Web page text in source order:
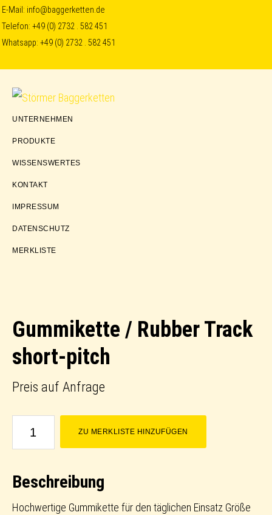
Skip
to
primary
navigation
Skip
to
content
Skip
to
E-Mail: info@baggerketten.de
Telefon:+49 (0) 2732 . 582 451
Whatsapp:+49 (0) 2732 . 582 451
Störmer
UNTERNEHMEN
PRODUKTE
WISSENSWERTES
KONTAKT
IMPRESSUM
DATENSCHUTZ
MERKLISTE
Gummikette / Rubber Track
short-pitch
Preis auf Anfrage
Gummikette
Track
short-
ZU MERKLISTE HINZUFÜGEN
Beschreibung
Hochwertige Gummikette für den täglichen Einsatz Größe